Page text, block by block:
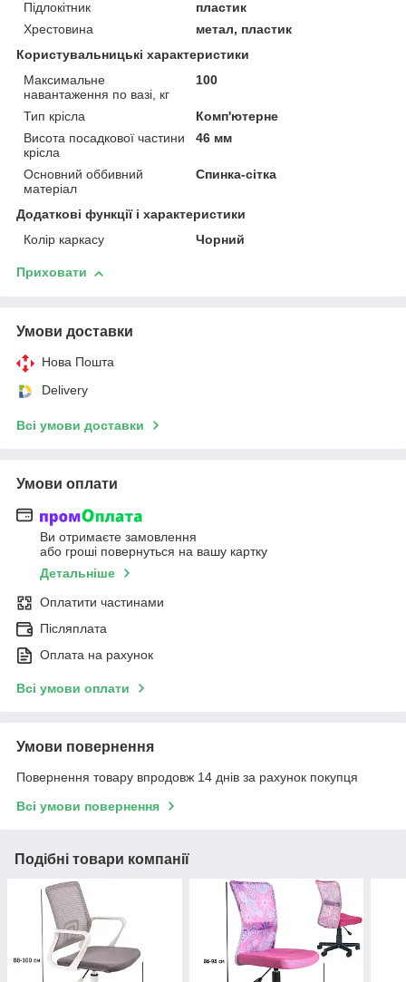
Підлокітник
пластик
Хрестовина
метал, пластик
Користувальницькі характеристики
Максимальне
навантаження по вазі, кг
100
Тип крісла
Комп'ютерне
Висота посадкової частини
крісла
46 мм
Основний оббивний
матеріал
Спинка-сітка
Додаткові функції і характеристики
Колір каркасу
Чорний
Приховати
Умови доставки
Нова Пошта
Delivery
Всі умови доставки
Умови оплати
Ви отримаєте замовлення
або гроші повернуться на вашу картку
Детальніше
Оплатити частинами
Післяплата
Оплата на рахунок
Всі умови оплати
Умови повернення
Повернення товару впродовж 14 днів за рахунок покупця
Всі умови повернення
Подібні товари компанії